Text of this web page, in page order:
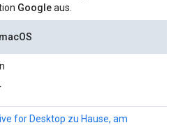
Googleaus.
for Desktop zu Hause, am